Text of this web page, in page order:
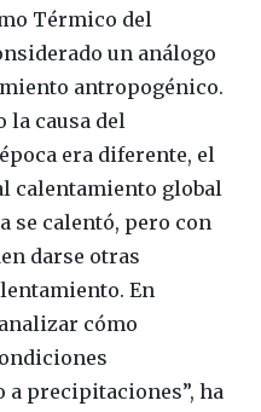
Térmico del
un análogo
antropogénico.
la causa del
era diferente, el
calentamiento global
se calentó, pero con
darse otras
En
cómo
precipitaciones”, ha